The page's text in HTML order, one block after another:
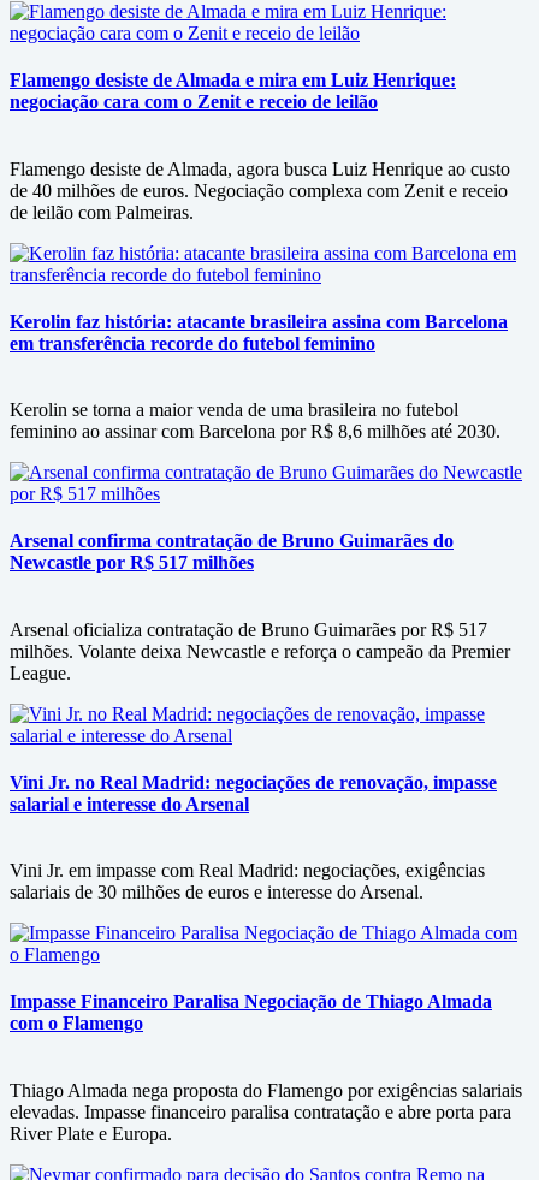
Flamengo desiste de Almada e mira em Luiz Henrique:
negociação cara com o Zenit e receio de leilão
Flamengo desiste de Almada, agora busca Luiz Henrique ao custo
de 40 milhões de euros. Negociação complexa com Zenit e receio
de leilão com Palmeiras.
Kerolin faz história: atacante brasileira assina com Barcelona
em transferência recorde do futebol feminino
Kerolin se torna a maior venda de uma brasileira no futebol
feminino ao assinar com Barcelona por R$ 8,6 milhões até 2030.
Arsenal confirma contratação de Bruno Guimarães do
Newcastle por R$ 517 milhões
Arsenal oficializa contratação de Bruno Guimarães por R$ 517
milhões. Volante deixa Newcastle e reforça o campeão da Premier
League.
Vini Jr. no Real Madrid: negociações de renovação, impasse
salarial e interesse do Arsenal
Vini Jr. em impasse com Real Madrid: negociações, exigências
salariais de 30 milhões de euros e interesse do Arsenal.
Impasse Financeiro Paralisa Negociação de Thiago Almada
com o Flamengo
Thiago Almada nega proposta do Flamengo por exigências salariais
elevadas. Impasse financeiro paralisa contratação e abre porta para
River Plate e Europa.